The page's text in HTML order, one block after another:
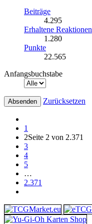
Beiträge
4.295
Erhaltene Reaktionen
1.280
Punkte
22.565
Anfangsbuchstabe
Zurücksetzen
1
2Seite 2 von 2.371
3
4
5
…
2.371